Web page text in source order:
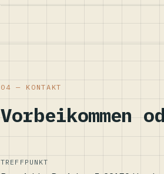
04 — KONTAKT
Vorbeikommen
TREFFPUNKT